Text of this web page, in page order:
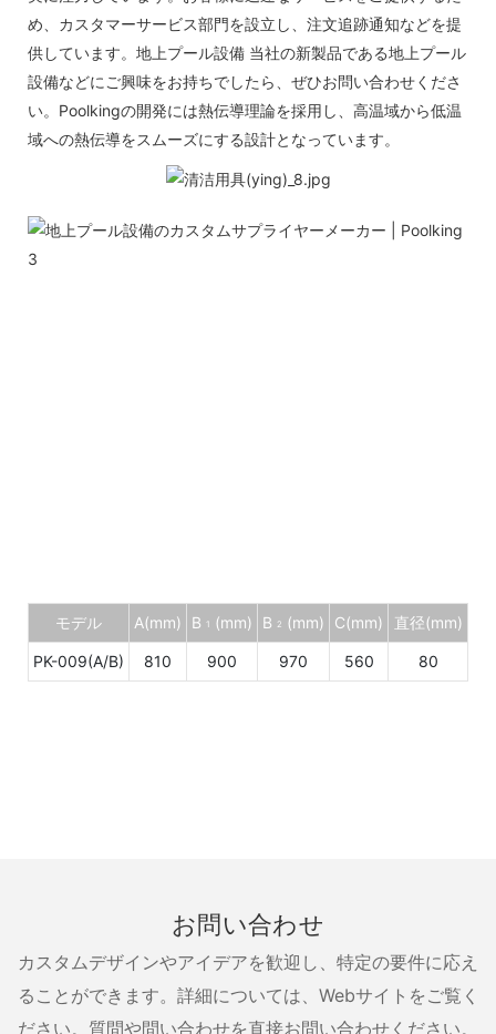
め、カスタマーサービス部門を設立し、注文追跡通知などを提
供しています。地上プール設備 当社の新製品である地上プール
設備などにご興味をお持ちでしたら、ぜひお問い合わせくださ
い。Poolkingの開発には熱伝導理論を採用し、高温域から低温
域への熱伝導をスムーズにする設計となっています。
モデル A(mm) B 1 (mm) B 2 (mm) C(mm) 直径(mm)
PK-009(A/B) 810 900 970 560 80
お問い合わせ
カスタムデザインやアイデアを歓迎し、特定の要件に応え
ることができます。詳細については、Webサイトをご覧く
ださい。質問や問い合わせを直接お問い合わせください。